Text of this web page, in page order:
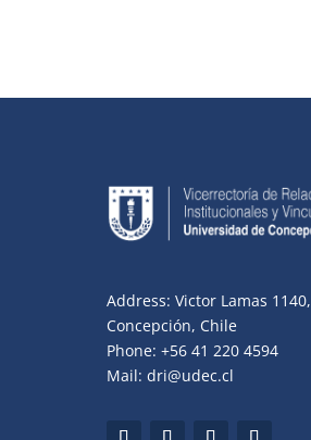
Address: Victor Lamas 1140,
Concepción, Chile
Phone: +56 41 220 4594
Mail: dri@udec.cl